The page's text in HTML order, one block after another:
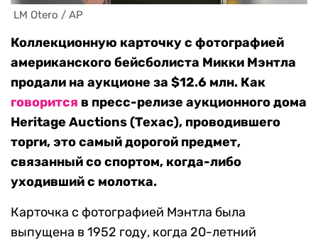
LM Otero / AP
Коллекционную карточку с фотографией
американского бейсболиста Микки Мэнтла
продали на аукционе за $12.6 млн. Как
говорится в пресс-релизе аукционного дома
Heritage Auctions (Техас), проводившего
торги, это самый дорогой предмет,
связанный со спортом, когда-либо
уходивший с молотка.
Карточка с фотографией Мэнтла была
выпущена в 1952 году, когда 20-летний